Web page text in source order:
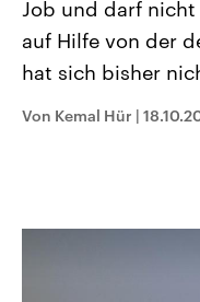
Alle Informationen
Sachsen-Anhalt wählt
September 2026 einen
Bundesland von einer
Umfragen, Prognosen,
Wahlprogramme,
und Kandidaten der
Job und darf
auf Hilfe von der
hat sich bisher
Von Kemal Hür |